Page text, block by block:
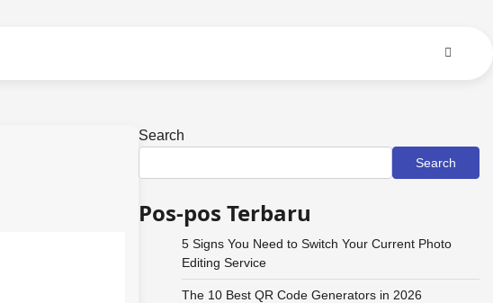
Search
Search
Pos-pos Terbaru
5 Signs You Need to Switch Your Current Photo
Editing Service
The 10 Best QR Code Generators in 2026